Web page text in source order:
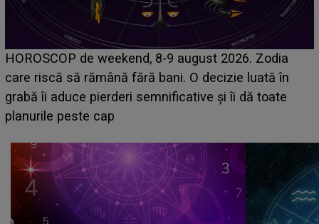
Emanuel a ținut ACEST DETALIU ASCUNS până
acum! În fața Alexandrei, concurentul din Casa Iubirii
face o MĂRTURISIRE NEAȘTEPTATĂ despre mama
sa: "I-am spus și ei în față, eu nu te iubesc pentru